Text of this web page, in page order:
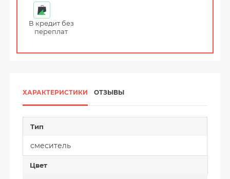
В кредит без
переплат
ХАРАКТЕРИСТИКИ ОТЗЫВЫ
Тип
смеситель
Цвет